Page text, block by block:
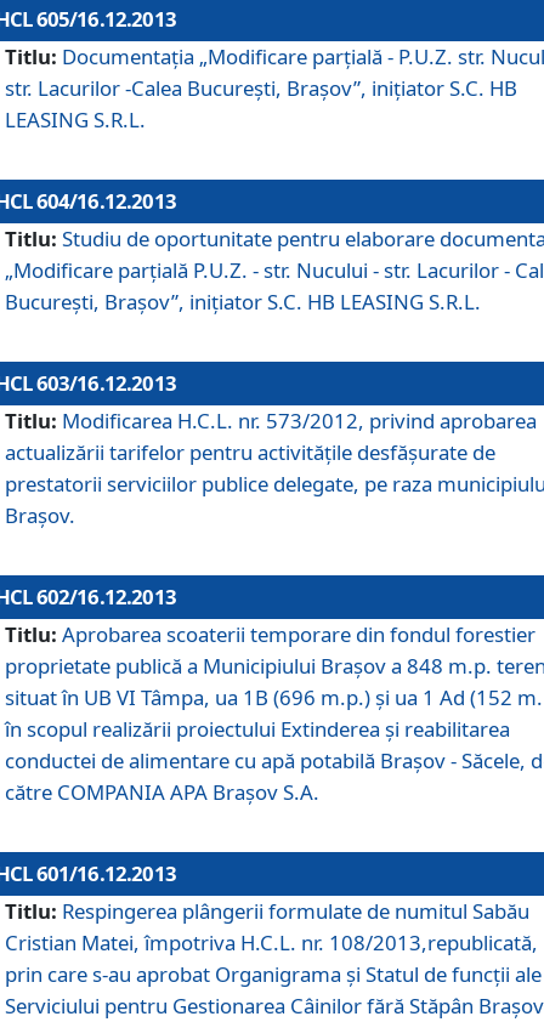
605/16.12.2013
Titlu: Documentaţia „Modificare parţială - P.U.Z. str.
str. Lacurilor -Calea Bucureşti, Braşov”, iniţiator S.C. HB
LEASING S.R.L.
604/16.12.2013
Titlu: Studiu de oportunitate pentru elaborare
„Modificare parţială P.U.Z. - str. Nucului - str. Lacurilor -
Bucureşti, Braşov”, iniţiator S.C. HB LEASING S.R.L.
603/16.12.2013
Titlu: Modificarea H.C.L. nr. 573/2012, privind aprobarea
actualizării tarifelor pentru activităţile desfăşurate de
prestatorii serviciilor publice delegate, pe raza
Braşov.
602/16.12.2013
Titlu: Aprobarea scoaterii temporare din fondul forestier
proprietate publică a Municipiului Braşov a 848 m.p.
situat în UB VI Tâmpa, ua 1B (696 m.p.) şi ua 1 Ad (152
în scopul realizării proiectului Extinderea şi reabilitarea
conductei de alimentare cu apă potabilă Braşov - Săcele,
către COMPANIA APA Braşov S.A.
601/16.12.2013
Titlu: Respingerea plângerii formulate de numitul Sabău
Cristian Matei, împotriva H.C.L. nr. 108/2013,republicată,
prin care s-au aprobat Organigrama şi Statul de funcţii ale
Serviciului pentru Gestionarea Câinilor fără Stăpân